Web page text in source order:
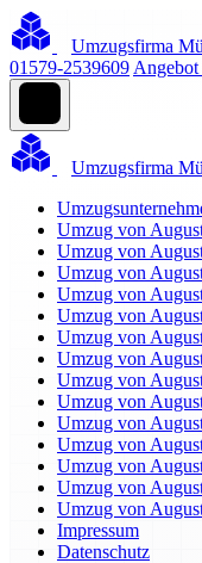
Umzugsfirma
01579-2539609 Angebot
Umzugsfirma
Umzug von
Umzug von
Umzug von
Umzug von
Umzug von
Umzug von
Umzug von
Umzug von
Umzug von
Umzug von
Umzug von
Umzug von
Umzug von
Umzug von
Impressum
Datenschutz